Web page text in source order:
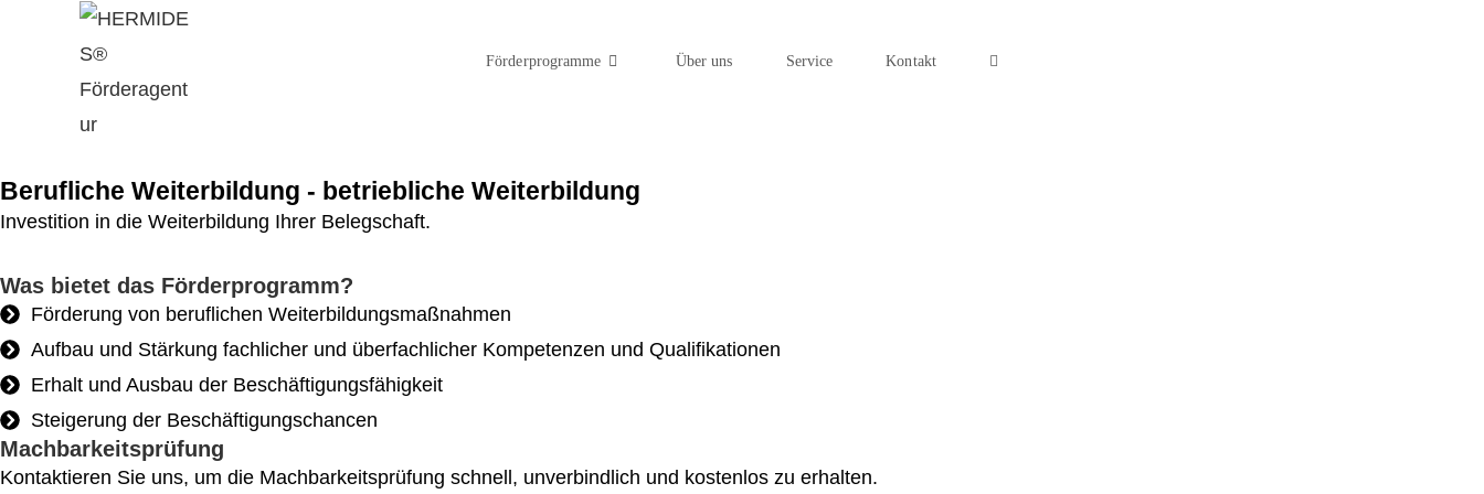
Förderprogramme Über uns Service Kontakt
Berufliche Weiterbildung - betriebliche Weiterbildung
Investition in die Weiterbildung Ihrer Belegschaft.
Was bietet das Förderprogramm?
Förderung von beruflichen Weiterbildungsmaßnahmen
Aufbau und Stärkung fachlicher und überfachlicher Kompetenzen und Qualifikationen
Erhalt und Ausbau der Beschäftigungsfähigkeit
Steigerung der Beschäftigungschancen
Machbarkeitsprüfung
Kontaktieren Sie uns, um die Machbarkeitsprüfung schnell, unverbindlich und kostenlos zu erhalten.